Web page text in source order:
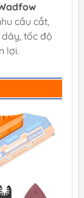
cầu cắt,
tốc độ
lợi.